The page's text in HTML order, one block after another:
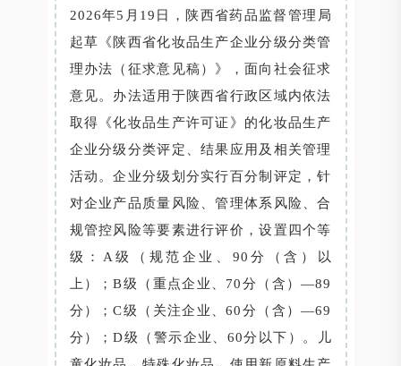
2026年5月19日，陕西省药品监督管理局
起草《陕西省化妆品生产企业分级分类管
理办法（征求意见稿）》，面向社会征求
意见。办法适用于陕西省行政区域内依法
取得《化妆品生产许可证》的化妆品生产
企业分级分类评定、结果应用及相关管理
活动。企业分级划分实行百分制评定，针
对企业产品质量风险、管理体系风险、合
规管控风险等要素进行评价，设置四个等
级：A级（规范企业、90分（含）以
上）；B级（重点企业、70分（含）—89
分）；C级（关注企业、60分（含）—69
分）；D级（警示企业、60分以下）。儿